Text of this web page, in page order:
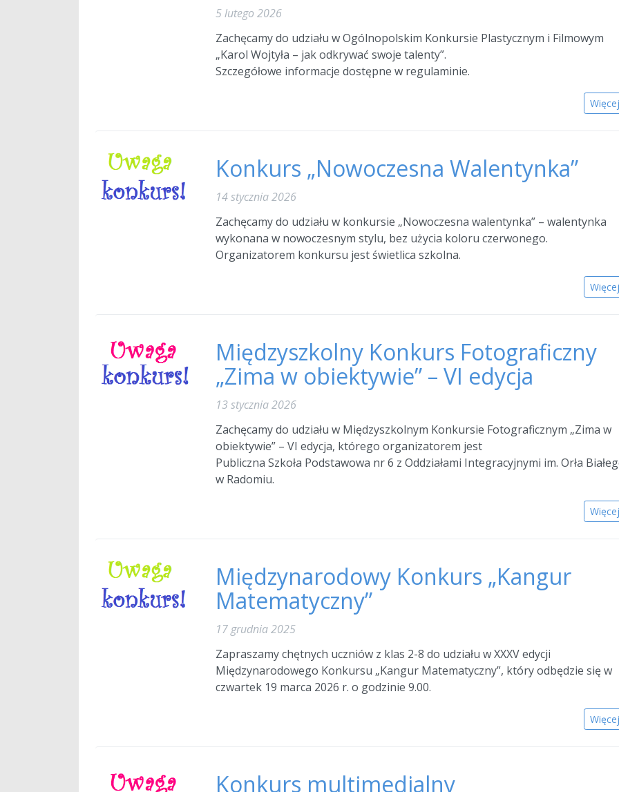
5 lutego 2026
Zachęcamy do udziału w Ogólnopolskim Konkursie Plastycznym i Filmowym
„Karol Wojtyła – jak odkrywać swoje talenty”.
Szczegółowe informacje dostępne w regulaminie.
Więcej
Konkurs „Nowoczesna Walentynka”
14 stycznia 2026
Zachęcamy do udziału w konkursie „Nowoczesna walentynka” – walentynka
wykonana w nowoczesnym stylu, bez użycia koloru czerwonego.
Organizatorem konkursu jest świetlica szkolna.
Więcej
Międzyszkolny Konkurs Fotograficzny
„Zima w obiektywie” – VI edycja
13 stycznia 2026
Zachęcamy do udziału w Międzyszkolnym Konkursie Fotograficznym „Zima w
obiektywie” – VI edycja, którego organizatorem jest
Publiczna Szkoła Podstawowa nr 6 z Oddziałami Integracyjnymi im. Orła
w Radomiu.
Więcej
Międzynarodowy Konkurs „Kangur
Matematyczny”
17 grudnia 2025
Zapraszamy chętnych uczniów z klas 2-8 do udziału w XXXV edycji
Międzynarodowego Konkursu „Kangur Matematyczny”, który odbędzie się w
czwartek 19 marca 2026 r. o godzinie 9.00.
Więcej
Konkurs multimedialny